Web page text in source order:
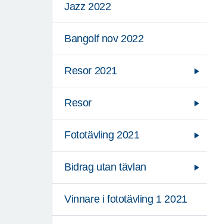
Jazz 2022
Bangolf nov 2022
Resor 2021
Resor
Fototävling 2021
Bidrag utan tävlan
Vinnare i fototävling 1 2021